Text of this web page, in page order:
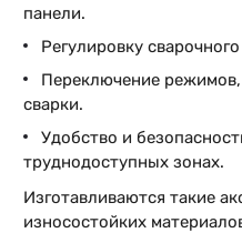
панели.
Регулировку
Переключение
сварки.
Удобство и
труднодоступных зонах.
Изготавливаются такие
износостойких